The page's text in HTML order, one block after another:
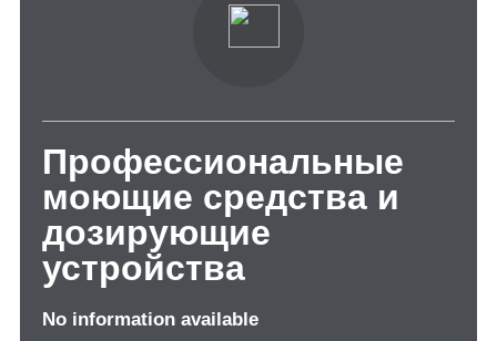
Профессиональные
моющие средства и
дозирующие
устройства
No information available